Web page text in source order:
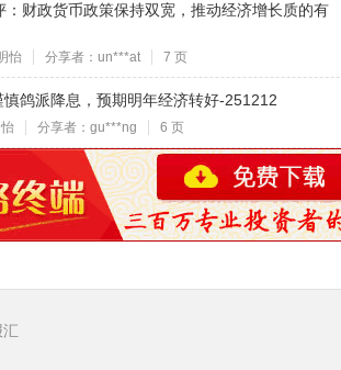
财政货币政策保持双宽，推动经济增长质的有
怡 分享者：un***at 7 页
鸽派降息，预期明年经济转好-251212
分享者：gu***ng 6 页